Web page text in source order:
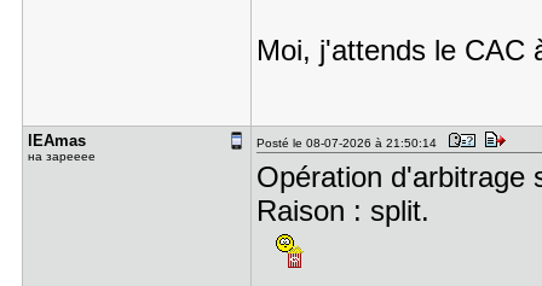
Moi, j'attends le CAC
lEAmas
на зарееее
Posté le 08-07-2026 à 21:50:14
Opération d'arbitrage
Raison : split.